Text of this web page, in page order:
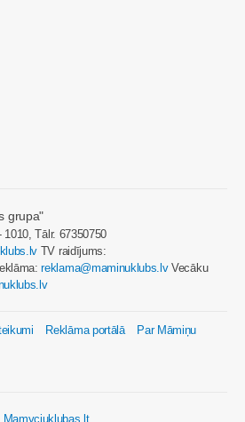
grupa"
Tālr. 67350750
TV raidījums:
reklama@maminuklubs.lvVecāku
Reklāma portālā
Par Māmiņu
Mamyciuklubas.lt